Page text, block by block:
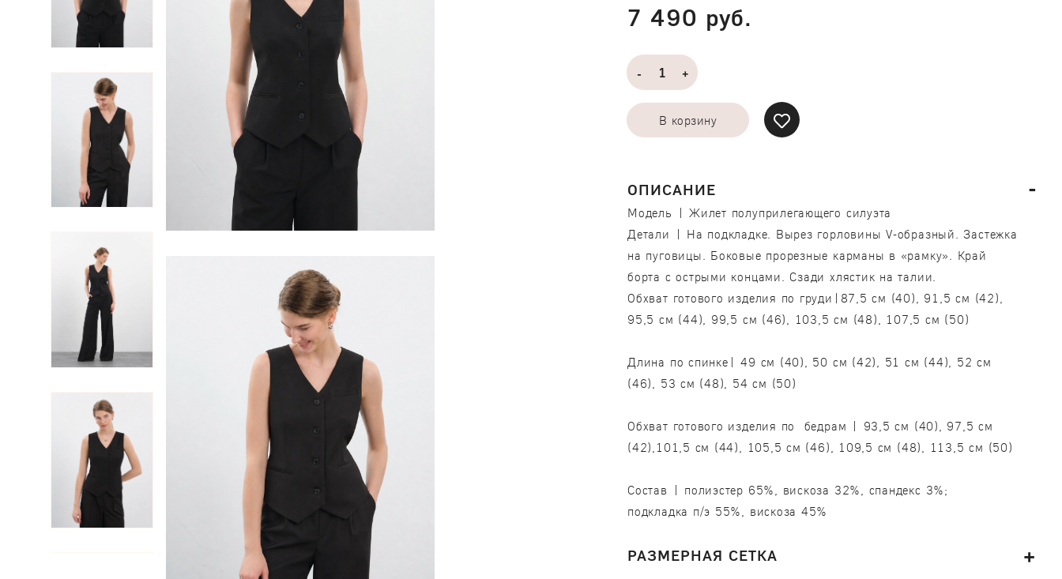
7 490 руб.
- +
В корзину
ОПИСАНИЕ
Модель | Жилет полуприлегающего силуэта
Детали | На подкладке. Вырез горловины V-образный. Застежка
на пуговицы. Боковые прорезные карманы в «рамку». Край
борта с острыми концами. Сзади хлястик на талии.
Обхват готового изделия по груди|87,5 см (40), 91,5 см (42),
95,5 см (44), 99,5 см (46), 103,5 см (48), 107,5 см (50)
Длина по спинке| 49 см (40), 50 см (42), 51 см (44), 52 см
(46), 53 см (48), 54 см (50)
Обхват готового изделия по бедрам | 93,5 см (40), 97,5 см
(42),101,5 см (44), 105,5 см (46), 109,5 см (48), 113,5 см (50)
Состав | полиэстер 65%, вискоза 32%, спандекс 3%;
подкладка п/э 55%, вискоза 45%
РАЗМЕРНАЯ СЕТКА